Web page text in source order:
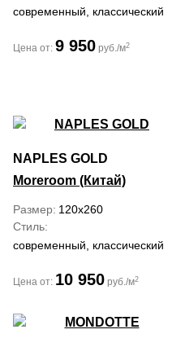
современный, классический
Цена от: 9 950 руб./м2
NAPLES GOLD
Moreroom (Китай)
Размер 120x260
Стиль
современный, классический
Цена от: 10 950 руб./м2